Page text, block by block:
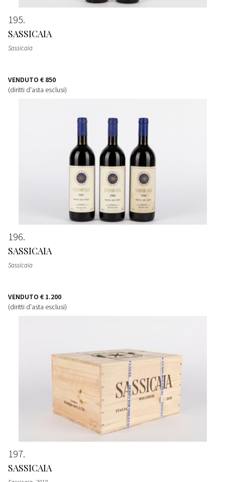
195
SASSICAIA
Sassicaia
VENDUTO € 850
(diritti d'asta esclusi)
196
SASSICAIA
Sassicaia
VENDUTO € 1.200
(diritti d'asta esclusi)
197
SASSICAIA